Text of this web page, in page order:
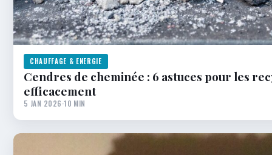
CHAUFFAGE & ENERGIE
Cendres de cheminée : 6 astuces pour les
efficacement
5 JAN 2026·10 MIN